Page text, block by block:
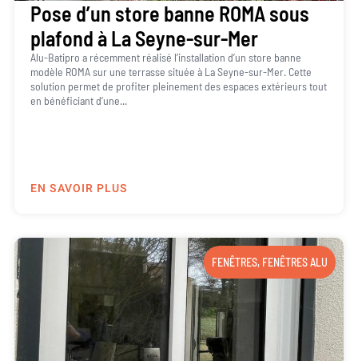
Pose d’un store banne ROMA sous
plafond à La Seyne-sur-Mer
Alu-Batipro a récemment réalisé l’installation d’un store banne
modèle ROMA sur une terrasse située à La Seyne-sur-Mer. Cette
solution permet de profiter pleinement des espaces extérieurs tout
en bénéficiant d’une...
EN SAVOIR PLUS
FENÊTRES, FENÊTRES ALU